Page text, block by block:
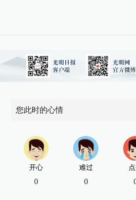
您此时的心情
开心
0
难过
0